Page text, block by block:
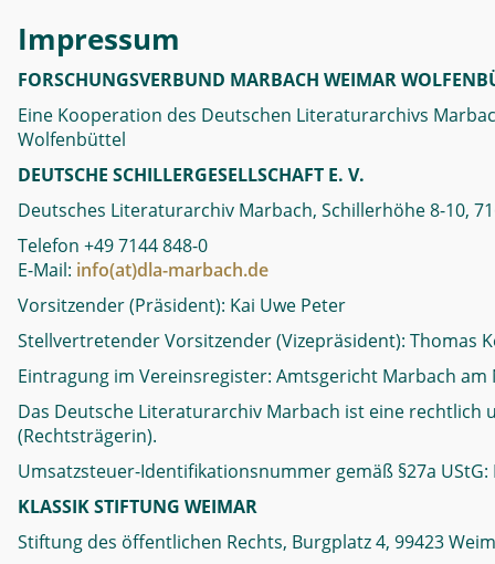
Impressum
FORSCHUNGSVERBUND MARBACH WEIMAR
Eine Kooperation des Deutschen Literaturarchivs
Wolfenbüttel
DEUTSCHE SCHILLERGESELLSCHAFT E. V.
Deutsches Literaturarchiv Marbach, Schillerhöhe 8-10,
Telefon +49 7144 848-0
E-Mail: info(at)dla-marbach.de
Vorsitzender (Präsident): Kai Uwe Peter
Stellvertretender Vorsitzender (Vizepräsident): Thomas
Eintragung im Vereinsregister: Amtsgericht Marbach am
Das Deutsche Literaturarchiv Marbach ist eine rechtlich
(Rechtsträgerin).
Umsatzsteuer-Identifikationsnummer gemäß §27a UStG:
KLASSIK STIFTUNG WEIMAR
Stiftung des öffentlichen Rechts, Burgplatz 4, 99423